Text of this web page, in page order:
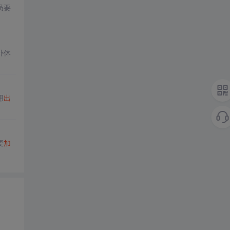
要
休
出
加